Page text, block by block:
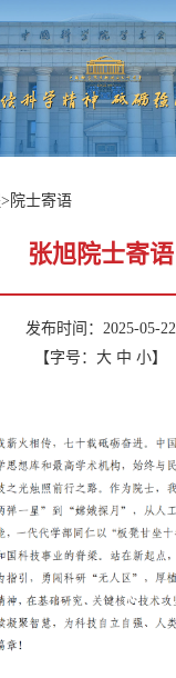
> 院士寄语
张旭院士寄语
发布时间：2025-05-22
【字号： 大 中 小】